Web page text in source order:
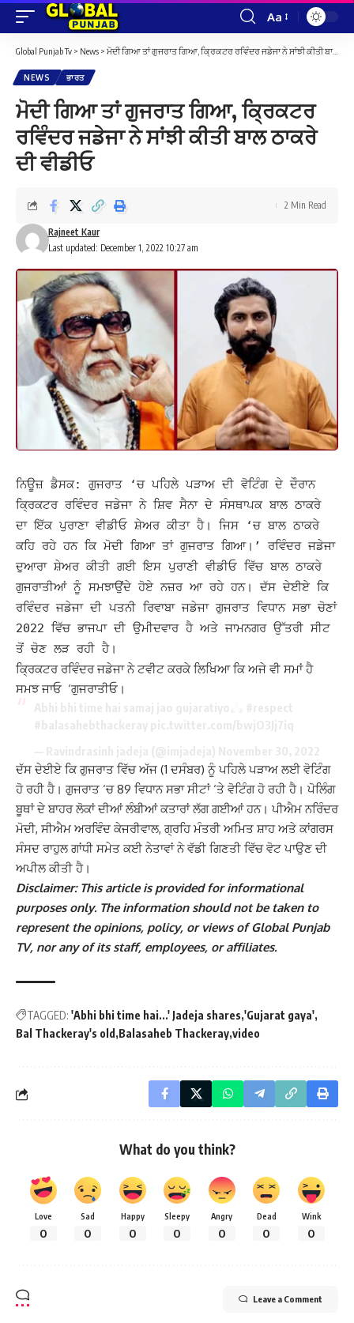
Font
Resizer
Aa
Global Punjab Tv > News > ਮੋਦੀ ਗਿਆ ਤਾਂ ਗੁਜਰਾਤ ਗਿਆ, ਕ੍ਰਿਕਟਰ ਰਵਿੰਦਰ ਜਡੇਜਾ ਨੇ ਸਾਂਝੀ ਕੀਤੀ ਬਾਲ ਠਾਕਰੇ ਦੀ ਵੀਡੀਓ
NEWS ਭਾਰਤ
ਮੋਦੀ ਗਿਆ ਤਾਂ ਗੁਜਰਾਤ ਗਿਆ, ਕ੍ਰਿਕਟਰ
ਰਵਿੰਦਰ ਜਡੇਜਾ ਨੇ ਸਾਂਝੀ ਕੀਤੀ ਬਾਲ ਠਾਕਰੇ
ਦੀ ਵੀਡੀਓ
Last updated: December 1, 2022 10:27 am
Rajneet Kaur
2 Min Read
ਨਿਊਜ਼ ਡੈਸਕ: ਗੁਜਰਾਤ ‘ਚ ਪਹਿਲੇ ਪੜਾਅ ਦੀ ਵੋਟਿੰਗ ਦੇ ਦੌਰਾਨ
ਕ੍ਰਿਕਟਰ ਰਵਿੰਦਰ ਜਡੇਜਾ ਨੇ ਸ਼ਿਵ ਸੈਨਾ ਦੇ ਸੰਸਥਾਪਕ ਬਾਲ ਠਾਕਰੇ
ਦਾ ਇੱਕ ਪੁਰਾਣਾ ਵੀਡੀਓ ਸ਼ੇਅਰ ਕੀਤਾ ਹੈ। ਜਿਸ ‘ਚ ਬਾਲ ਠਾਕਰੇ
ਕਹਿ ਰਹੇ ਹਨ ਕਿ ਮੋਦੀ ਗਿਆ ਤਾਂ ਗੁਜਰਾਤ ਗਿਆ।’ ਰਵਿੰਦਰ ਜਡੇਜਾ
ਦੁਆਰਾ ਸ਼ੇਅਰ ਕੀਤੀ ਗਈ ਇਸ ਪੁਰਾਣੀ ਵੀਡੀਓ ਵਿੱਚ ਬਾਲ ਠਾਕਰੇ
ਗੁਜਰਾਤੀਆਂ ਨੂੰ ਸਮਝਾਉਂਦੇ ਹੋਏ ਨਜ਼ਰ ਆ ਰਹੇ ਹਨ। ਦੱਸ ਦੇਈਏ ਕਿ
ਰਵਿੰਦਰ ਜਡੇਜਾ ਦੀ ਪਤਨੀ ਰਿਵਾਬਾ ਜਡੇਜਾ ਗੁਜਰਾਤ ਵਿਧਾਨ ਸਭਾ ਚੋਣਾਂ
2022 ਵਿੱਚ ਭਾਜਪਾ ਦੀ ਉਮੀਦਵਾਰ ਹੈ ਅਤੇ ਜਾਮਨਗਰ ਉੱਤਰੀ ਸੀਟ
ਤੋਂ ਚੋਣ ਲੜ ਰਹੀ ਹੈ।
ਕ੍ਰਿਕਟਰ ਰਵਿੰਦਰ ਜਡੇਜਾ ਨੇ ਟਵੀਟ ਕਰਕੇ ਲਿਖਿਆ ਕਿ ਅਜੇ ਵੀ ਸਮਾਂ ਹੈ
ਸਮਝ ਜਾਓ ‘ਗੁਜਰਾਤੀਓ।
ਦੱਸ ਦੇਈਏ ਕਿ ਗੁਜਰਾਤ ਵਿੱਚ ਅੱਜ (1 ਦਸੰਬਰ) ਨੂੰ ਪਹਿਲੇ ਪੜਾਅ ਲਈ ਵੋਟਿੰਗ
ਹੋ ਰਹੀ ਹੈ। ਗੁਜਰਾਤ ‘ਚ 89 ਵਿਧਾਨ ਸਭਾ ਸੀਟਾਂ ‘ਤੇ ਵੋਟਿੰਗ ਹੋ ਰਹੀ ਹੈ। ਪੋਲਿੰਗ
ਬੂਥਾਂ ਦੇ ਬਾਹਰ ਲੋਕਾਂ ਦੀਆਂ ਲੰਬੀਆਂ ਕਤਾਰਾਂ ਲੱਗ ਗਈਆਂ ਹਨ। ਪੀਐਮ ਨਰਿੰਦਰ
ਮੋਦੀ, ਸੀਐਮ ਅਰਵਿੰਦ ਕੇਜਰੀਵਾਲ, ਗ੍ਰਹਿ ਮੰਤਰੀ ਅਮਿਤ ਸ਼ਾਹ ਅਤੇ ਕਾਂਗਰਸ
ਸੰਸਦ ਰਾਹੁਲ ਗਾਂਧੀ ਸਮੇਤ ਕਈ ਨੇਤਾਵਾਂ ਨੇ ਵੱਡੀ ਗਿਣਤੀ ਵਿੱਚ ਵੋਟ ਪਾਉਣ ਦੀ
ਅਪੀਲ ਕੀਤੀ ਹੈ।
Disclaimer: This article is provided for informational
purposes only. The information should not be taken to
represent the opinions, policy, or views of Global Punjab
TV, nor any of its staff, employees, or affiliates.
TAGGED: 'Abhi bhi time hai...' Jadeja shares 'Gujarat gaya'
Bal Thackeray's old Balasaheb Thackeray video
What do you think?
Love
0
Sad
0
Happy
0
Sleepy
0
Angry
0
Dead
0
Wink
0
Leave a Comment